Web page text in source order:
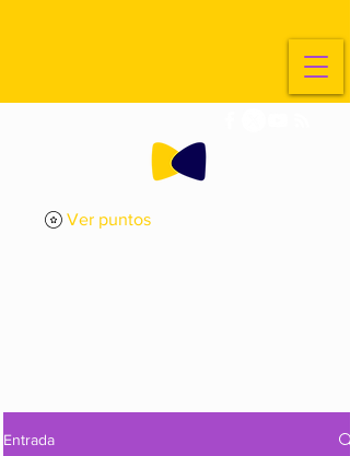
Ver puntos
Entrada